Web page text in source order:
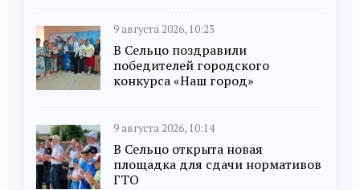
9 августа 2026, 10:23
В Сельцо поздравили
победителей городского
конкурса «Наш город»
9 августа 2026, 10:14
В Сельцо открыта новая
площадка для сдачи нормативов
ГТО